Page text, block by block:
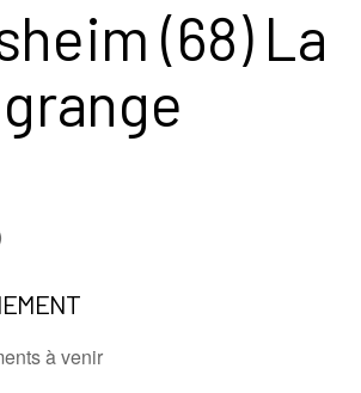
(68) La
grange
à venir